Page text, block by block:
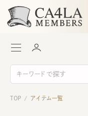
TOP / アイテム一覧